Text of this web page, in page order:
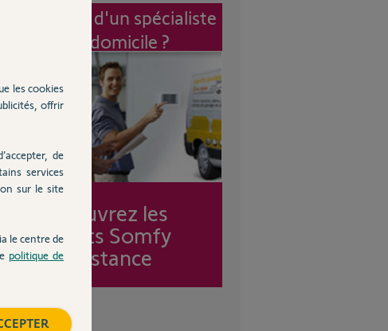
Intervention d'un spécialiste
à mon domicile ?
Découvrez les
forfaits Somfy
Assistance
les cookies
offrir
de
services
sur le site
le centre de
politique de